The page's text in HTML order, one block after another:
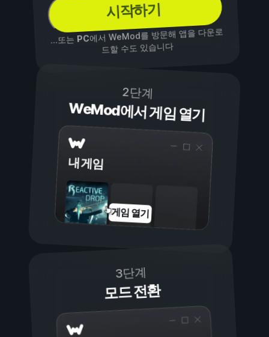
시작하기
...또는PC에서 WeMod를 방문해 앱을 다운로
드할 수도 있습니다
2단계
WeMod에서 게임 열기
내 게임
게임 열기
3단계
모드 전환